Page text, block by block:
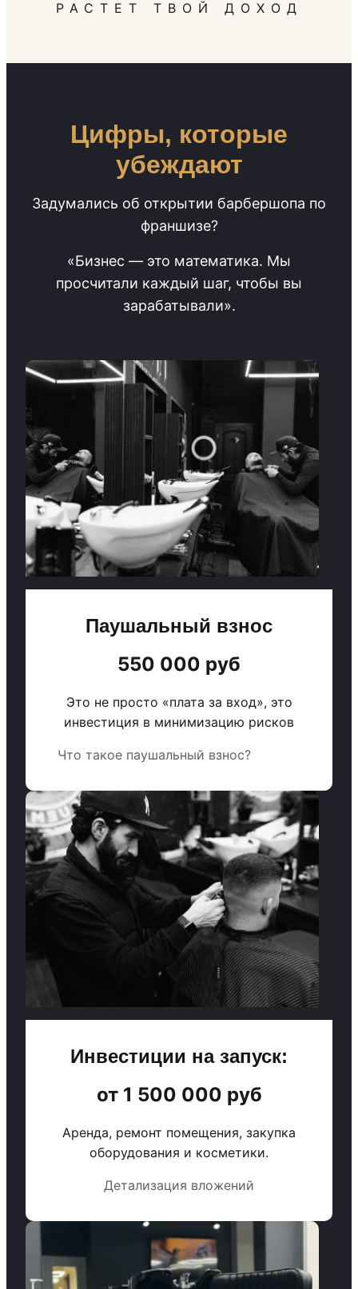
РАСТЕТ ТВОЙ ДОХОД
Цифры, которые
убеждают
Задумались об открытии барбершопа по
франшизе?
«Бизнес — это математика. Мы
просчитали каждый шаг, чтобы вы
зарабатывали».
Паушальный взнос
550 000 руб
Это не просто «плата за вход», это
инвестиция в минимизацию рисков
Что такое паушальный взнос?
Инвестиции на запуск:
от 1 500 000 руб
Аренда, ремонт помещения, закупка
оборудования и косметики.
Детализация вложений